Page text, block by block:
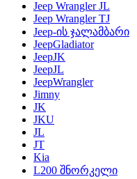
Jeep Wrangler JL
Jeep Wrangler TJ
Jeep-ის ჯალამბარი
JeepGladiator
JeepJK
JeepJL
JeepWrangler
Jimny
JK
JKU
JL
JT
Kia
L200 შნორკელი